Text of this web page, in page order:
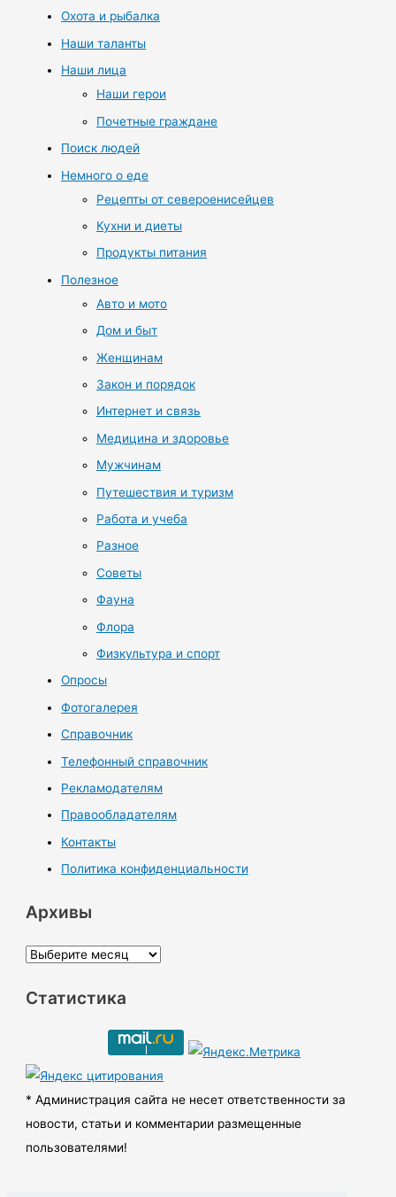
Охота и рыбалка
Наши таланты
Наши лица
Наши герои
Почетные граждане
Поиск людей
Немного о еде
Рецепты от североенисейцев
Кухни и диеты
Продукты питания
Полезное
Авто и мото
Дом и быт
Женщинам
Закон и порядок
Интернет и связь
Медицина и здоровье
Мужчинам
Путешествия и туризм
Работа и учеба
Разное
Советы
Фауна
Флора
Физкультура и спорт
Опросы
Фотогалерея
Справочник
Телефонный справочник
Рекламодателям
Правообладателям
Контакты
Политика конфиденциальности
Архивы
А
х
ы
Статистика
* Администрация сайта не несет ответственности за
новости, статьи и комментарии размещенные
пользователями!